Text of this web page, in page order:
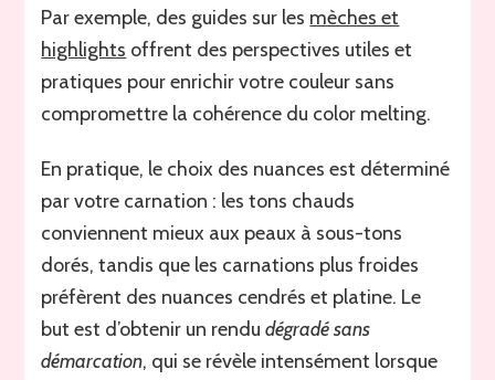
Par exemple, des guides sur les mèches et
highlights offrent des perspectives utiles et
pratiques pour enrichir votre couleur sans
compromettre la cohérence du color melting.
En pratique, le choix des nuances est déterminé
par votre carnation : les tons chauds
conviennent mieux aux peaux à sous-tons
dorés, tandis que les carnations plus froides
préfèrent des nuances cendrés et platine. Le
but est d’obtenir un rendudégradé sans
démarcation, qui se révèle intensément lorsque